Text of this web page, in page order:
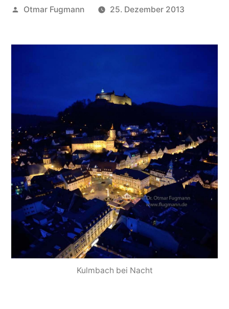
Veröffentlicht
Otmar Fugmann 25. Dezember 2013
Kulmbach bei Nacht